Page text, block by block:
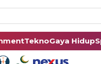
TeknoGaya Hidup